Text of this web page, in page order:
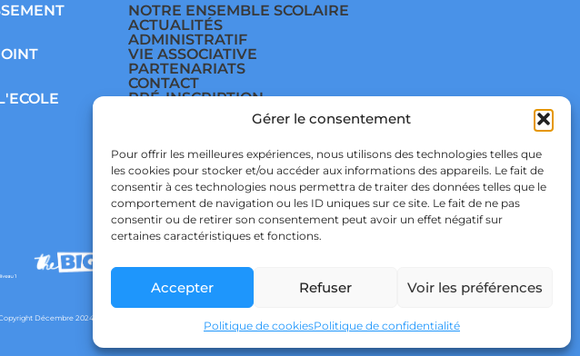
Gérer le consentement
Pour offrir les meilleures expériences, nous utilisons des technologies telles que
les cookies pour stocker et/ou accéder aux informations des appareils. Le fait de
consentir à ces technologies nous permettra de traiter des données telles que le
comportement de navigation ou les ID uniques sur ce site. Le fait de ne pas
consentir ou de retirer son consentement peut avoir un effet négatif sur
certaines caractéristiques et fonctions.
Accepter Refuser Voir les préférences
Politique de cookiesPolitique de confidentialité
NOTRE ENSEMBLE SCOLAIRE
ACTUALITÉS
ADMINISTRATIF
VIE ASSOCIATIVE
PARTENARIATS
CONTACT
PRÉ-INSCRIPTION
POLITIQUE DE
CONFIDENTIALITÉ & RGPD
POLITIQUE DE COOKIES
Décembre 2024 – Powered by